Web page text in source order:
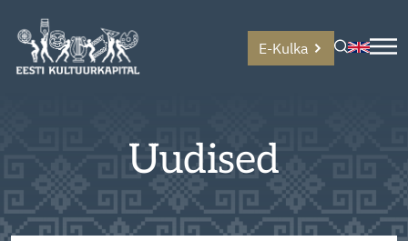
E-Kulka
Uudised